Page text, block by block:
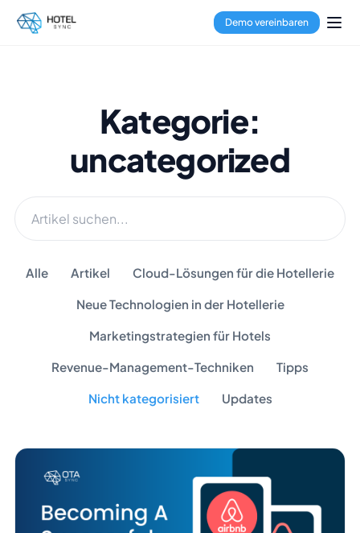
Demo vereinbaren
Kategorie:
uncategorized
Alle Artikel Cloud-Lösungen für die Hotellerie
Neue Technologien in der Hotellerie
Marketingstrategien für Hotels
Revenue-Management-Techniken Tipps
Nicht kategorisiert Updates